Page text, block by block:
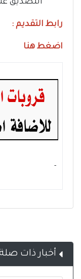
التصديق
رابط التقديم :
اضغط هنا
- ‏
أخبار ذات